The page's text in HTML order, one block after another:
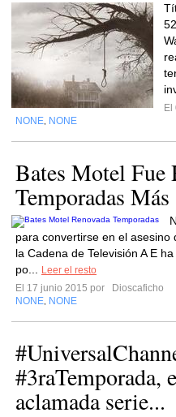
El
NONE NONE
Bates Motel Fue
Temporadas Más
para convertirse en el asesino
la Cadena de Televisión A E
po...
Leer el resto
El 17 junio 2015 por
Dioscaficho
NONE NONE
#3raTemporada,
aclamada serie...